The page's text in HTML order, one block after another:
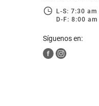
L-S: 7:30
D-F: 8:00
Síguenos en: